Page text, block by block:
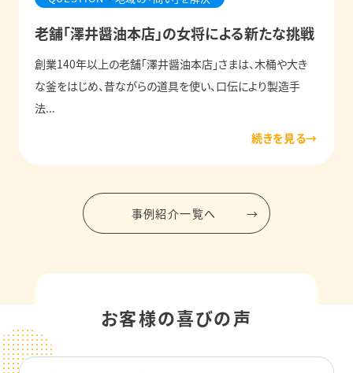
老舗「澤井醤油本店」の女将による新たな挑戦
創業140年以上の老舗「澤井醤油本店」さまは、木桶や大き
な釜をはじめ、昔ながらの道具を使い、口伝により製造手
法...
事例紹介一覧へ
お客様の喜びの声